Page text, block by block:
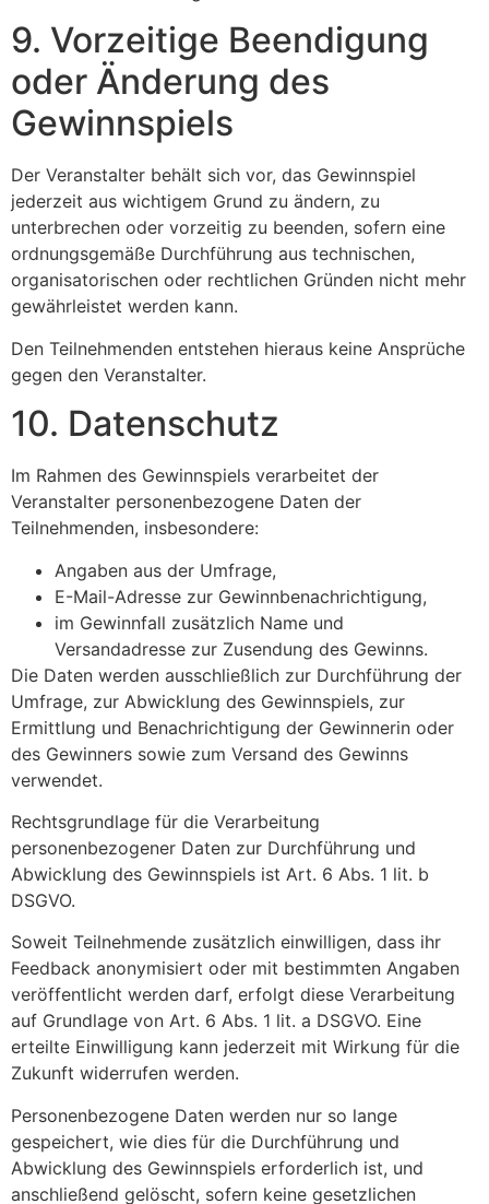
9. Vorzeitige Beendigung
oder Änderung des
Gewinnspiels
Der Veranstalter behält sich vor, das Gewinnspiel
jederzeit aus wichtigem Grund zu ändern, zu
unterbrechen oder vorzeitig zu beenden, sofern eine
ordnungsgemäße Durchführung aus technischen,
organisatorischen oder rechtlichen Gründen nicht mehr
gewährleistet werden kann.
Den Teilnehmenden entstehen hieraus keine Ansprüche
gegen den Veranstalter.
10. Datenschutz
Im Rahmen des Gewinnspiels verarbeitet der
Veranstalter personenbezogene Daten der
Teilnehmenden, insbesondere:
Angaben aus der Umfrage,
E-Mail-Adresse zur Gewinnbenachrichtigung,
im Gewinnfall zusätzlich Name und
Versandadresse zur Zusendung des Gewinns.
Die Daten werden ausschließlich zur Durchführung der
Umfrage, zur Abwicklung des Gewinnspiels, zur
Ermittlung und Benachrichtigung der Gewinnerin oder
des Gewinners sowie zum Versand des Gewinns
verwendet.
Rechtsgrundlage für die Verarbeitung
personenbezogener Daten zur Durchführung und
Abwicklung des Gewinnspiels ist Art. 6 Abs. 1 lit. b
DSGVO.
Soweit Teilnehmende zusätzlich einwilligen, dass ihr
Feedback anonymisiert oder mit bestimmten Angaben
veröffentlicht werden darf, erfolgt diese Verarbeitung
auf Grundlage von Art. 6 Abs. 1 lit. a DSGVO. Eine
erteilte Einwilligung kann jederzeit mit Wirkung für die
Zukunft widerrufen werden.
Personenbezogene Daten werden nur so lange
gespeichert, wie dies für die Durchführung und
Abwicklung des Gewinnspiels erforderlich ist, und
anschließend gelöscht, sofern keine gesetzlichen